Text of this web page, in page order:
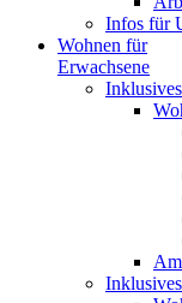
Infos für
Wohnen für
Erwachsene